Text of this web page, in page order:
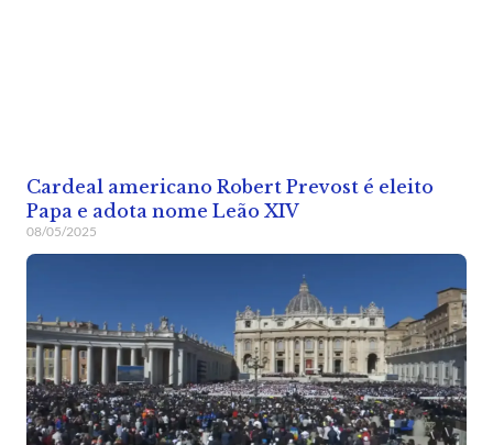
Cardeal americano Robert Prevost é eleito
Papa e adota nome Leão XIV
08/05/2025